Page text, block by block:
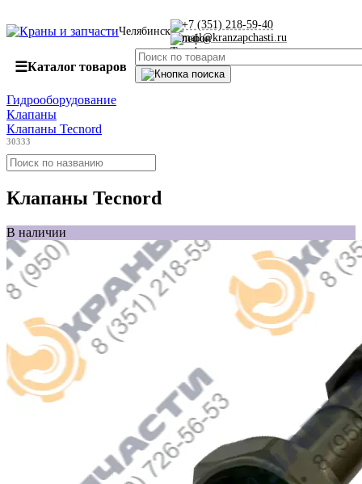
Челябинск
+7 (351) 218-59-40
mail@kranzapchasti.ru
☰Каталог товаров
Гидрооборудование
Клапаны
Клапаны Tecnord
30333
Клапаны Tecnord
В наличии